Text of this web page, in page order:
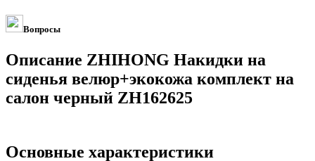
Вопросы
Описание ZHIHONG Накидки на
сиденья велюр+экокожа комплект на
салон черный ZH162625
Основные характеристики